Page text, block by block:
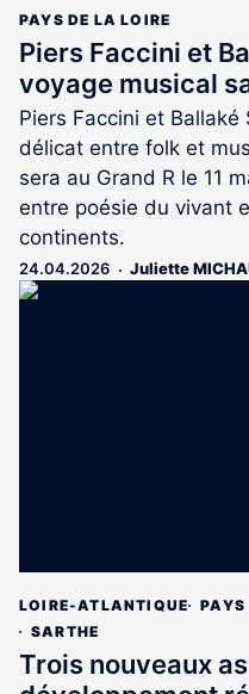
PAYS DE LA LOIRE
Piers Faccini et
voyage musical
Piers Faccini et
délicat entre folk et
sera au Grand R le 11
entre poésie du vivant
continents.
24.04.2026 Juliette
LOIRE-ATLANTIQUE PAYS
SARTHE
Trois nouveaux